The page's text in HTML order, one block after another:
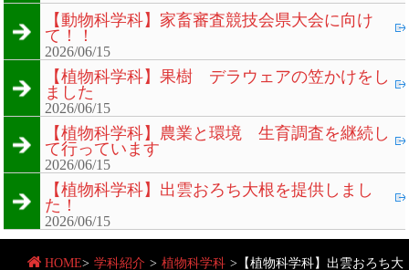
【動物科学科】家畜審査競技会県大会に向け
て！！
2026/06/15
【植物科学科】果樹 デラウェアの笠かけをし
ました
2026/06/15
【植物科学科】農業と環境 生育調査を継続し
て行っています
2026/06/15
【植物科学科】出雲おろち大根を提供しまし
た！
2026/06/15
HOME> 学科紹介 > 植物科学科 > 【植物科学科】出雲おろち大